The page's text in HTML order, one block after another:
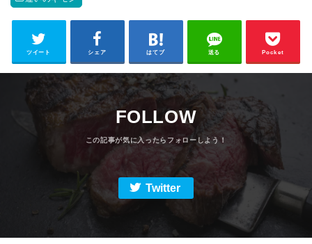
ツイート シェア はてブ 送る Pocket
FOLLOW
Twitter